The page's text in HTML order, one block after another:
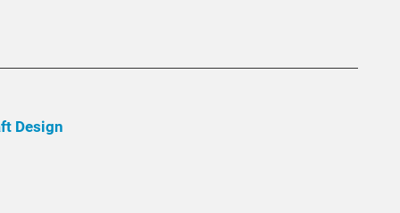
Design